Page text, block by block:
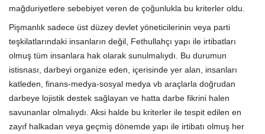
mağduriyetlere sebebiyet veren de çoğunlukla bu kriterler oldu.
Pişmanlık sadece üst düzey devlet yöneticilerinin veya parti
teşkilatlarındaki insanların değil, Fethullahçı yapı ile irtibatları
olmuş tüm insanlara hak olarak sunulmalıydı. Bu durumun
istisnası, darbeyi organize eden, içerisinde yer alan, insanları
katleden, finans-medya-sosyal medya vb araçlarla doğrudan
darbeye lojistik destek sağlayan ve hatta darbe fikrini halen
savunanlar olmalıydı. Aksi halde bu kriterler ile tespit edilen en
zayıf halkadan veya geçmiş dönemde yapı ile irtibatı olmuş her